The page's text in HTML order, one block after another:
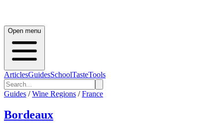
Open menu
ArticlesGuidesSchoolTasteTools
Guides / Wine Regions / France
Bordeaux